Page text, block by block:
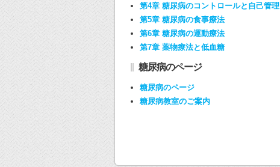
第4章 糖尿病のコントロールと自己管理
第5章 糖尿病の食事療法
第6章 糖尿病の運動療法
第7章 薬物療法と低血糖
糖尿病のページ
糖尿病のページ
糖尿病教室のご案内